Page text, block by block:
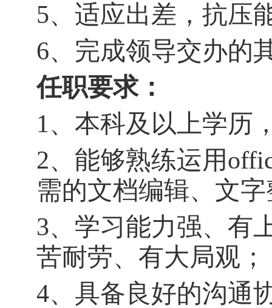
5、适应出差，抗压
6、完成领导交办的
任职要求：
1、本科及以上学历
2、能够熟练运用
需的文档编辑、文
3、学习能力强、有
苦耐劳、有大局观；
4、具备良好的沟通